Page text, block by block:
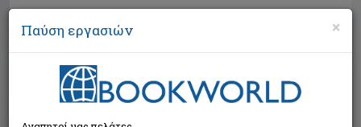
Αναζήτηση
×
Παύση εργασιών